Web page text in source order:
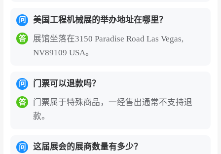
直面全球核心采购决策者的战略窗口。
展会构筑了覆盖工程机械全产业链的一站式商贸
平台。展品涵盖土方机械、起重机械、混凝土机
气控制系统、属具与配件等全品类。从传统燃油
装备到电动化、智能化、无人化新技术，从核心
零部件到成套施工解决方案，形成完整的产业生
绕可持续发展、电动化转型、人工智能应用、无
问 美国工程机械展的举办地址在哪里？
答
展馆坐落在3150 Paradise Road Las Vegas,
NV89109 USA。
问 门票可以退款吗？
答
门票属于特殊商品，一经售出通常不支持退
款。
问 这届展会的展商数量有多少？